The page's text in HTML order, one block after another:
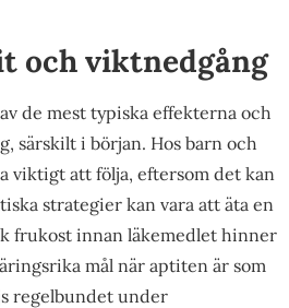
och viktnedgång
de mest typiska effekterna och
särskilt i början. Hos barn och
viktigt att följa, eftersom det kan
strategier kan vara att äta en
frukost innan läkemedlet hinner
mål när aptiten är som
regelbundet under